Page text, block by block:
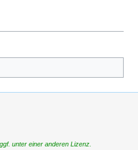
unter einer anderen Lizenz.